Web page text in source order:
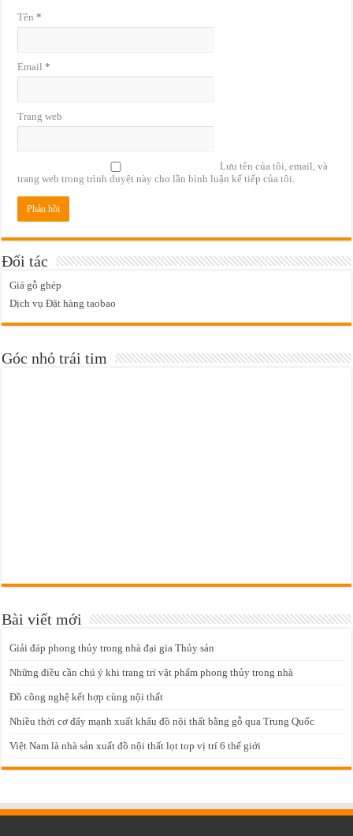
Tên*
Email*
Trang web
Lưu tên của tôi, email, và
trang web trong trình duyệt này cho lần bình luận kế tiếp của tôi.
Đối tác
Giá gỗ ghép
Dịch vụ Đặt hàng taobao
Góc nhỏ trái tim
Bài viết mới
Giải đáp phong thủy trong nhà đại gia Thủy sản
Những điều cần chú ý khi trang trí vật phẩm phong thủy trong nhà
Đồ công nghệ kết hợp cùng nội thất
Nhiều thời cơ đẩy mạnh xuất khẩu đồ nội thất bằng gỗ qua Trung Quốc
Việt Nam là nhà sản xuất đồ nội thất lọt top vị trí 6 thế giới